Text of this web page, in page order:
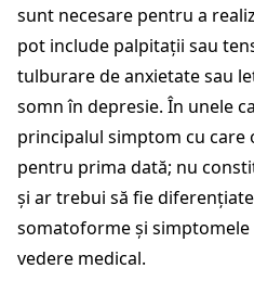
sunt necesare pentru a
pot include palpitații sau
tulburare de anxietate sau
somn în depresie. În unele
principalul simptom cu care
pentru prima dată; nu
și ar trebui să fie
somatoforme și
vedere medical.